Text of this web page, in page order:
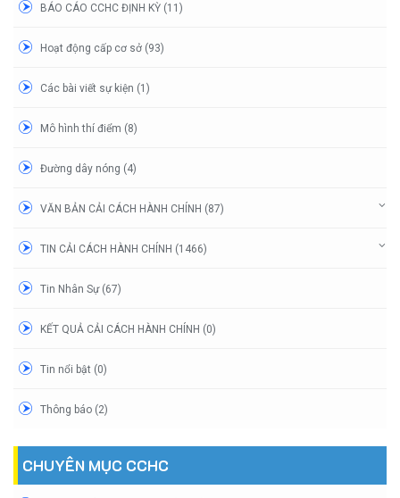
BÁO CÁO CCHC ĐỊNH KỲ (11)
Hoạt động cấp cơ sở (93)
Các bài viết sự kiện (1)
Mô hình thí điểm (8)
Đường dây nóng (4)
VĂN BẢN CẢI CÁCH HÀNH CHÍNH (87)
TIN CẢI CÁCH HÀNH CHÍNH (1466)
Tin Nhân Sự (67)
KẾT QUẢ CẢI CÁCH HÀNH CHÍNH (0)
Tin nổi bật (0)
Thông báo (2)
CHUYÊN MỤC CCHC